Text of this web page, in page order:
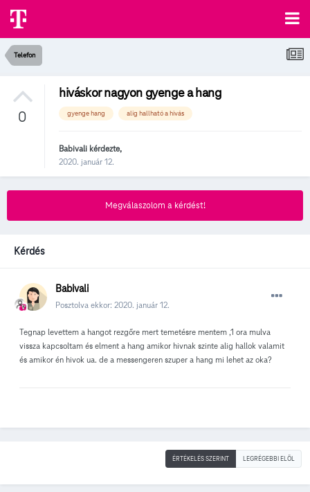
Telefon
0
hiváskor nagyon gyenge a hang
gyenge hang alig hallható a hivás
Babivali kérdezte,
2020. január 12.
Megválaszolom a kérdést!
Kérdés
Babivali
Posztolva ekkor: 2020. január 12.
Tegnap levettem a hangot rezgőre mert temetésre mentem ,1 ora mulva
vissza kapcsoltam és elment a hang amikor hivnak szinte alig hallok valamit
és amikor én hivok ua. de a messengeren szuper a hang mi lehet az oka?
ÉRTÉKELÉS SZERINT LEGRÉGEBBI ELÖL